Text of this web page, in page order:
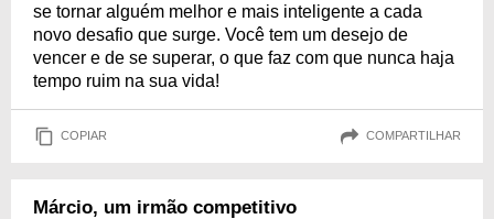
se tornar alguém melhor e mais inteligente a cada
novo desafio que surge. Você tem um desejo de
vencer e de se superar, o que faz com que nunca haja
tempo ruim na sua vida!
COPIAR COMPARTILHAR
Márcio, um irmão competitivo